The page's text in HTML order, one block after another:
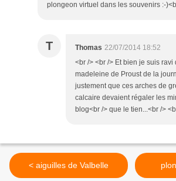
plongeon virtuel dans les souvenirs :-
T Thomas 22/07/2014 18:52
<br /> <br /> Et bien je suis ravi
madeleine de Proust de la
justement que ces arches de
calcaire devaient régaler les
blog<br /> que le tien...<br />
< aiguilles de Valbelle